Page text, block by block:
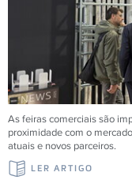
As feiras comerciais são
proximidade com o
atuais e novos parceiros.
LER ARTIGO